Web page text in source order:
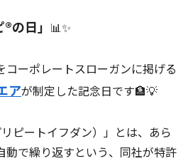
の日」 📊✨
コーポレートスローガンに掲げる
アが制定した記念日です🏦💡
ピートイフダン）」とは、あら
動で繰り返すという、同社が特許